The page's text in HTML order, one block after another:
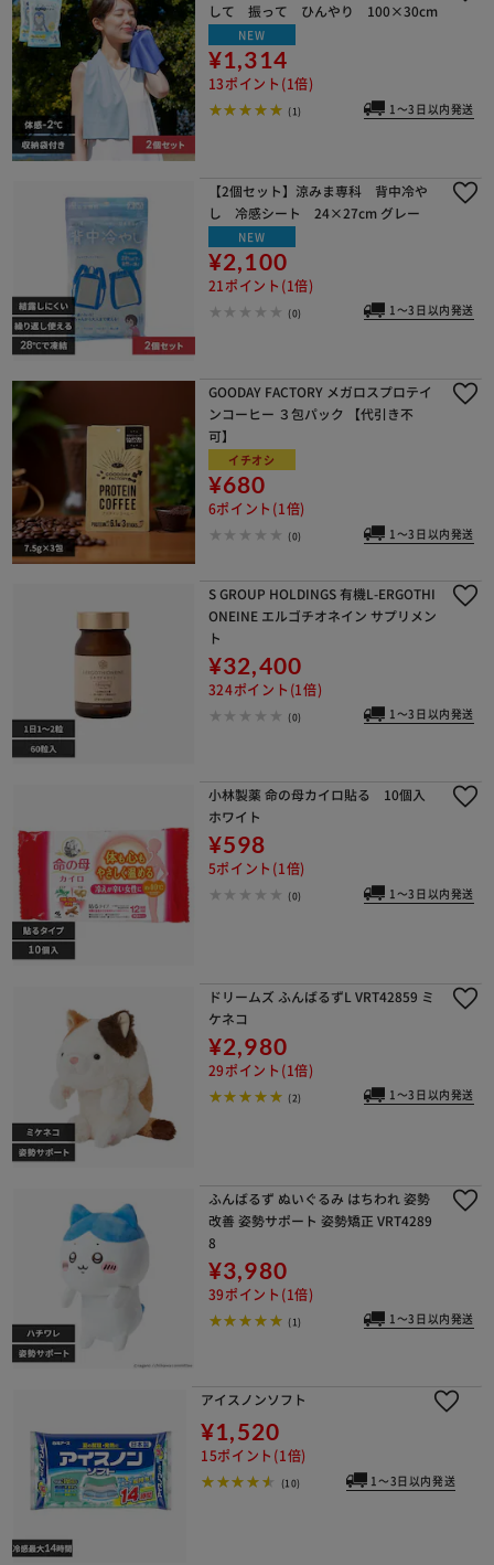
して 振って ひんやり 100×30cm
NEW
¥1,314
13ポイント(1倍)
(1) 1～3日以内発送
【2個セット】涼みま専科 背中冷や
し 冷感シート 24×27cm グレー
NEW
¥2,100
21ポイント(1倍)
(0) 1～3日以内発送
GOODAY FACTORY メガロスプロテイ
ンコーヒー ３包パック 【代引き不
可】
イチオシ
¥680
6ポイント(1倍)
(0) 1～3日以内発送
S GROUP HOLDINGS 有機L-ERGOTHI
ONEINE エルゴチオネイン サプリメン
ト
¥32,400
324ポイント(1倍)
(0) 1～3日以内発送
小林製薬 命の母カイロ貼る 10個入
ホワイト
¥598
5ポイント(1倍)
(0) 1～3日以内発送
ドリームズ ふんばるずL VRT42859 ミ
ケネコ
¥2,980
29ポイント(1倍)
(2) 1～3日以内発送
ふんばるず ぬいぐるみ はちわれ 姿勢
改善 姿勢サポート 姿勢矯正 VRT4289
8
¥3,980
39ポイント(1倍)
(1) 1～3日以内発送
アイスノンソフト
¥1,520
15ポイント(1倍)
(10) 1～3日以内発送